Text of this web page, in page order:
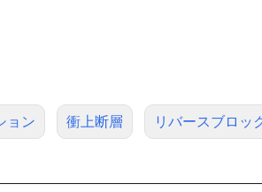
ョン 衝上断層 リバースブロッ